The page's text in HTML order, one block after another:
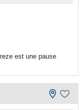
est une pause